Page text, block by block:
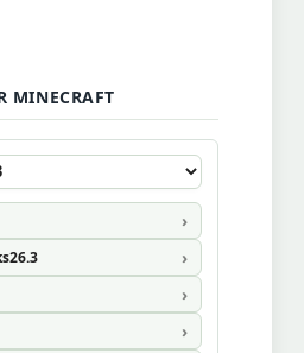
MINECRAFT
26.3